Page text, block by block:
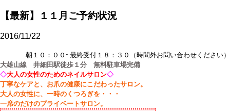
【最新】１１月ご予約状況
2016/11/22
朝１０：００~最終受付１８：３０（時間外お問い合わせください）
大雄山線 井細田駅徒歩１分 無料駐車場完備
◇大人の女性のためのネイルサロン◇
丁寧なケアと、お爪の健康にこだわったサロン。
大人の女性に、一時のくつろぎを・・・
一席のだけのプライベートサロン。